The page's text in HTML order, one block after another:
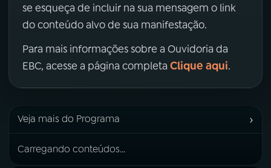
se esqueça de incluir na sua mensagem o link
do conteúdo alvo de sua manifestação.
Para mais informações sobre a Ouvidoria da
EBC, acesse a página completa Clique aqui.
Veja mais do Programa ›
Carregando conteúdos...